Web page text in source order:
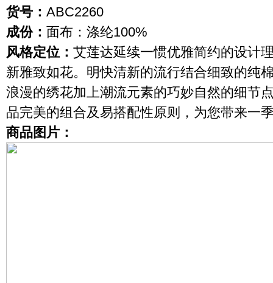
货号： ABC2260
成份： 面布：涤纶100%
风格定位： 艾莲达延续一惯优雅简约的设计
新雅致如花。明快清新的流行结合细致的纯
浪漫的绣花加上潮流元素的巧妙自然的细节
品完美的组合及易搭配性原则，为您带来一
商品图片：